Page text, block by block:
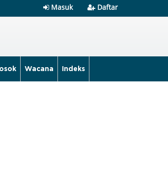
Masuk Daftar
Wacana Indeks